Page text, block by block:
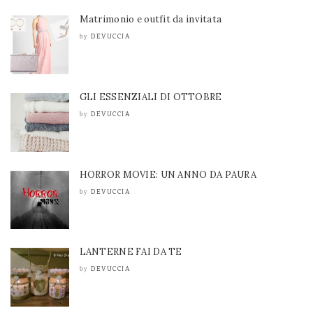
Matrimonio e outfit da invitata
by DEVUCCIA
GLI ESSENZIALI DI OTTOBRE
by DEVUCCIA
HORROR MOVIE: UN ANNO DA PAURA
by DEVUCCIA
LANTERNE FAI DA TE
by DEVUCCIA